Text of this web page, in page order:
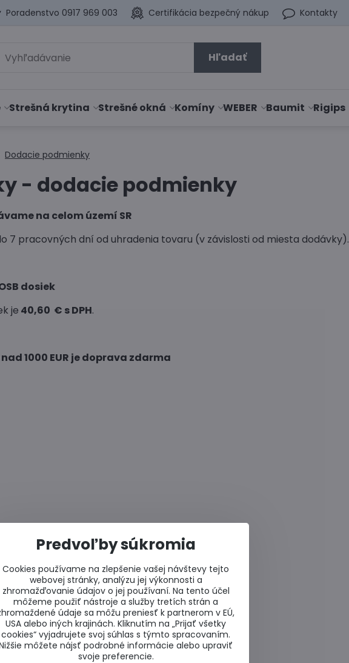
Poradenstvo 0917 969 003 Certifikácia bezpečný nákup Kontakty
Hľadať
Strešná krytina Strešné okná Komíny WEBER Baumit Rigips
Dodacie podmienky
- dodacie podmienky
na celom území SR
7 pracovných dní od uhradenia tovaru (v závislosti od miesta dodávky).
dosiek
je 40,60 € s DPH.
1000 EUR je doprava zdarma
Predvoľby súkromia
Cookies používame na zlepšenie vašej návštevy tejto
webovej stránky, analýzu jej výkonnosti a
zhromažďovanie údajov o jej používaní. Na tento účel
môžeme použiť nástroje a služby tretích strán a
údaje sa môžu preniesť k partnerom v EÚ,
USA alebo iných krajinách. Kliknutím na „Prijať všetky
cookies“ vyjadrujete svoj súhlas s týmto spracovaním.
môžete nájsť podrobné informácie alebo upraviť
svoje preferencie.